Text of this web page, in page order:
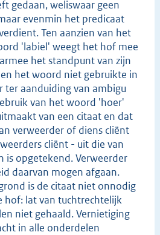
gedaan, weliswaar geen
evenmin het predicaat
Ten aanzien van het
'labiel' weegt het hof mee
het standpunt van zijn
het woord niet gebruikte in
ter aanduiding van ambigu
van het woord 'hoer'
van een citaat en dat
verweerder of diens cliënt
cliënt - uit die van
is opgetekend. Verweerder
daarvan mogen afgaan.
is de citaat niet onnodig
hof: lat van tuchtrechtelijk
niet gehaald. Vernietiging
in alle onderdelen